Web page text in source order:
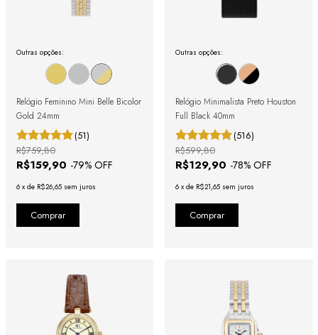
Outras opções:
Relógio Feminino Mini Belle Bicolor
Gold 24mm
(51)
R$159,90 -79% OFF
R$759,80
6 x de R$26,65 sem juros
Outras opções:
Relógio Minimalista Preto Houston
Full Black 40mm
(516)
R$129,90 -78% OFF
R$599,80
6 x de R$21,65 sem juros